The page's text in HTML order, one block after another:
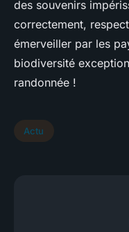
des souvenirs
correctement,
émerveiller par les
biodiversité
randonnée !
Actu